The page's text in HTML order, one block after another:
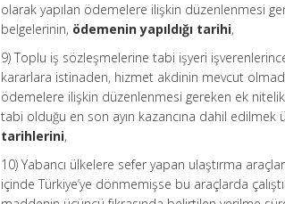
olarak yapılan ödemelere ilişkin düzenlenmesi
belgelerinin, ödemenin yapıldığı tarihi,
9) Toplu iş sözleşmelerine tabi işyeri
kararlara istinaden, hizmet akdinin mevcut
ödemelere ilişkin düzenlenmesi gereken ek
tabi olduğu en son ayın kazancına dahil edilmek
tarihlerini,
10) Yabancı ülkelere sefer yapan ulaştırma
içinde Türkiye’ye dönmemişse bu araçlarda